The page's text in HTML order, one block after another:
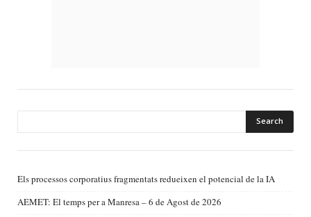
Els processos corporatius fragmentats redueixen el potencial de la IA
AEMET: El temps per a Manresa – 6 de Agost de 2026